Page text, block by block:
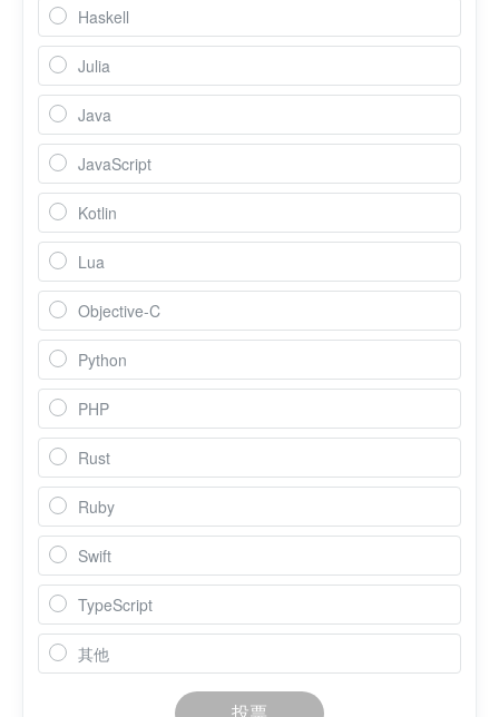
Haskell
Julia
Java
JavaScript
Kotlin
Lua
Objective-C
Python
PHP
Rust
Ruby
Swift
TypeScript
其他
投票